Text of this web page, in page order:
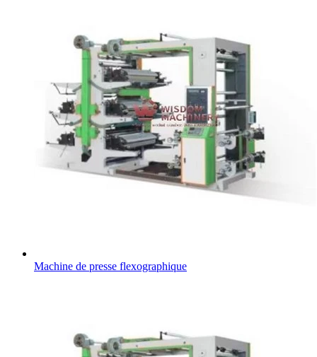
Machine de presse flexographique